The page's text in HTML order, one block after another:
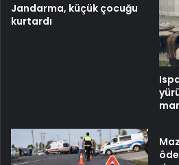
Jandarma, küçük çocuğu
kurtardı